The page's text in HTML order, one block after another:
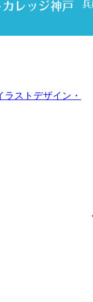
ラストデザイン・